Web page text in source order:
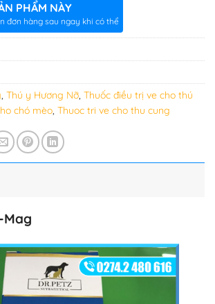
PHẨM NÀY
đơn hàng sau ngay khi có thể
, Thú y Hương Nỡ, Thuốc điều trị ve cho thú
chó mèo, Thuoc tri ve cho thu cung
Mag